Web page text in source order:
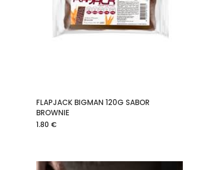
AÑADIR AL CARRITO
FLAPJACK BIGMAN 120G SABOR
BROWNIE
1.80 €